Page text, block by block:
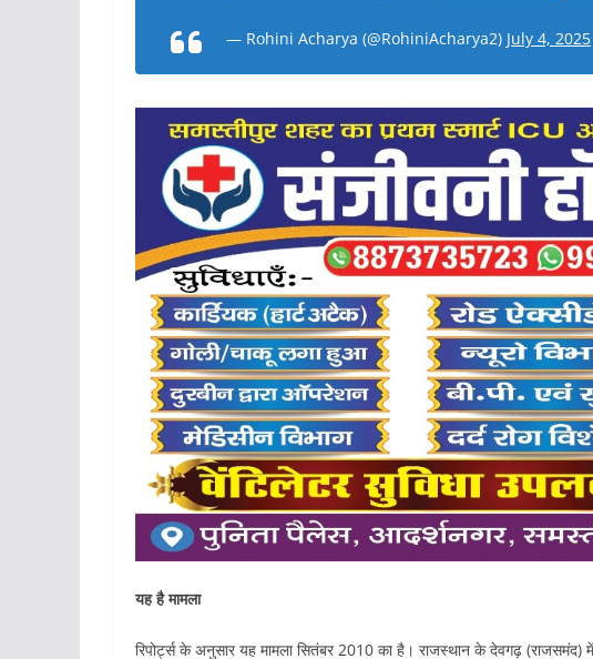
— Rohini Acharya (@RohiniAcharya2) July 4, 2025
यह है मामला
रिपोर्ट्स के अनुसार यह मामला सितंबर 2010 का है। राजस्थान के देवगढ़ (राजसमंद) में